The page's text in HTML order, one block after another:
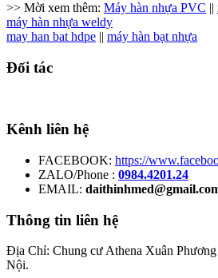
>> Mời xem thêm: Máy hàn nhựa PVC ||
máy hàn nhựa weldy
may han bat hdpe || máy hàn bạt nhựa
Đối tác
Kênh liên hệ
FACEBOOK: https://
ZALO/Phone : 0984.4201.24
EMAIL:
Thông tin liên hệ
Địa Chỉ: Chung cư Athena Xuân
Nội.